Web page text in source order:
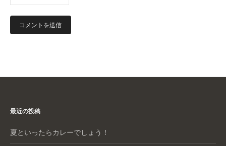
最近の投稿
夏といったらカレーでしょう！